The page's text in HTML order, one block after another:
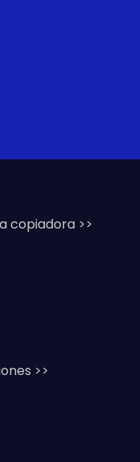
copiadora >>
>>